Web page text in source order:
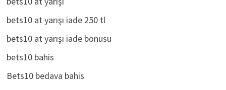
bets10 at yarışı
bets10 at yarışı iade 250 tl
bets10 at yarışı iade bonusu
bets10 bahis
Bets10 bedava bahis